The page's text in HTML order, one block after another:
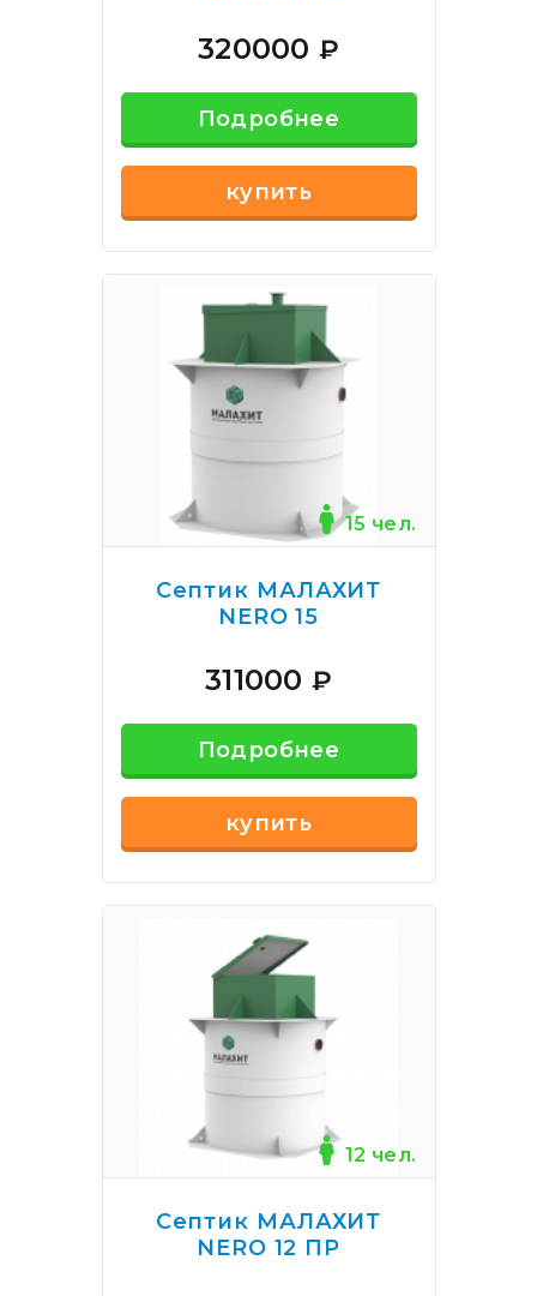
320000 ₽
Подробнее
купить
15 чел.
Септик МАЛАХИТ
NERO 15
311000 ₽
Подробнее
купить
12 чел.
Септик МАЛАХИТ
NERO 12 ПР